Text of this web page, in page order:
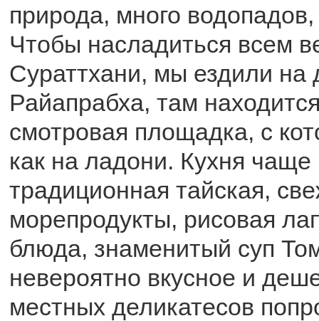
природа, много
Чтобы насладиться всем
Сураттхани, мы ездили на
Райапрабха, там
смотровая площадка, с
как на ладони. Кухня чаще
традиционная тайская,
морепродукты, рисовая
блюда, знаменитый суп
невероятно вкусное и
местных деликатесов